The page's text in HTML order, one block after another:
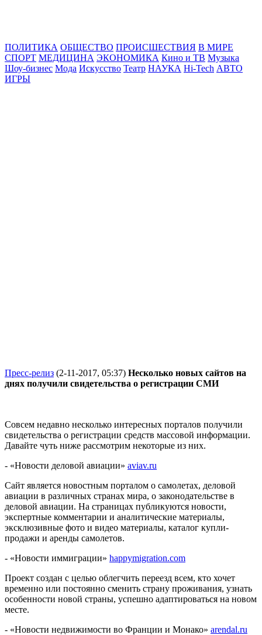
ПОЛИТИКА ОБЩЕСТВО ПРОИСШЕСТВИЯ В МИРЕ
СПОРТ МЕДИЦИНА ЭКОНОМИКА Кино и ТВ Музыка
Шоу-бизнес Мода Искусство Театр НАУКА Hi-Tech АВТО
ИГРЫ
Пресс-релиз (2-11-2017, 05:37) Несколько новых сайтов на
днях получили свидетельства о регистрации СМИ
Совсем недавно несколько интересных порталов получили
свидетельства о регистрации средств массовой информации.
Давайте чуть ниже рассмотрим некоторые из них.
- «Новости деловой авиации» aviav.ru
Сайт является новостным порталом о самолетах, деловой
авиации в различных странах мира, о законодательстве в
деловой авиации. На страницах публикуются новости,
экспертные комментарии и аналитические материалы,
эксклюзивные фото и видео материалы, каталог купли-
продажи и аренды самолетов.
- «Новости иммиграции» happymigration.com
Проект создан с целью облегчить переезд всем, кто хочет
временно или постоянно сменить страну проживания, узнать
особенности новой страны, успешно адаптироваться на новом
месте.
- «Новости недвижимости во Франции и Монако» arendal.ru